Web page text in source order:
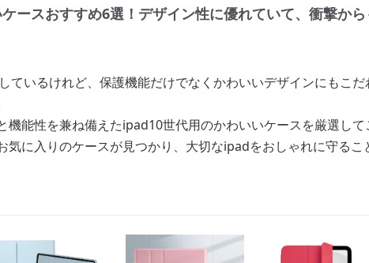
ースおすすめ6選！デザイン性に優れていて、衝撃か
ているけれど、保護機能だけでなくかわいいデザインにもこ
機能性を兼ね備えたipad10世代用のかわいいケースを厳選し
気に入りのケースが見つかり、大切なipadをおしゃれに守るこ